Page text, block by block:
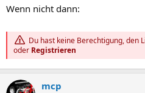
Wenn nicht dann:
Du hast keine Berechtigung, den
oder Registrieren
mcp